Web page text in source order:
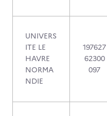
UNIVERS
ITE LE
HAVRE
NORMA
NDIE
197627
62300
097